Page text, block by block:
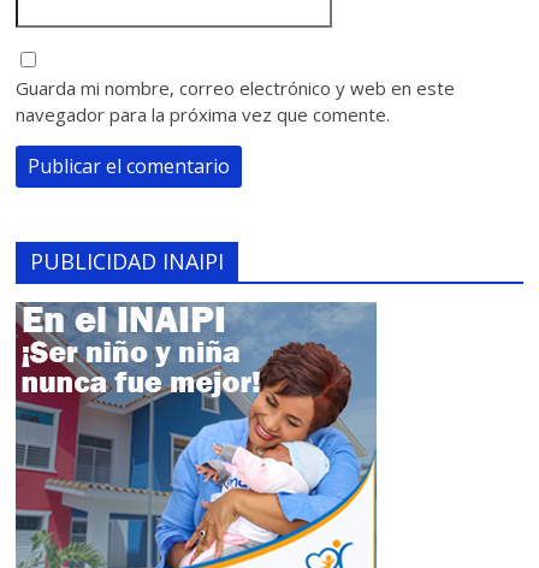
Guarda mi nombre, correo electrónico y web en este
navegador para la próxima vez que comente.
PUBLICIDAD INAIPI